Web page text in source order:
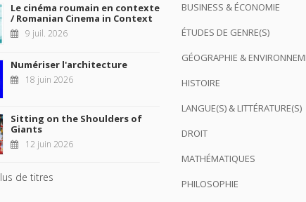
Le cinéma roumain en contexte
/ Romanian Cinema in Context
9 juil. 2026
Numériser l'architecture
18 juin 2026
Sitting on the Shoulders of
Giants
12 juin 2026
de titres
BUSINESS & ÉCONOMIE
ÉTUDES DE GENRE(S)
GÉOGRAPHIE &
HISTOIRE
LANGUE(S) & LITTÉRATURE(S)
DROIT
MATHÉMATIQUES
PHILOSOPHIE